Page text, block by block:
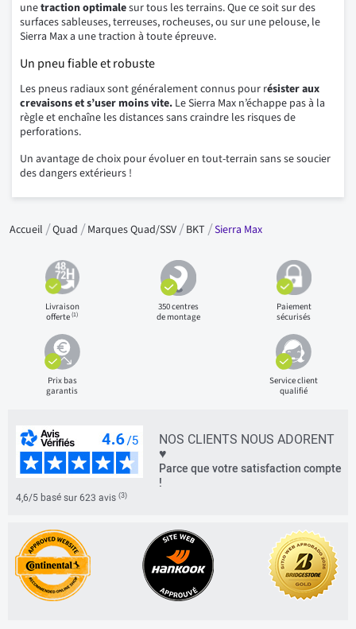
unetraction optimalesur tous les terrains. Que ce soit sur des
surfaces sableuses, terreuses, rocheuses, ou sur une pelouse, le
Sierra Max a une traction à toute épreuve.
Un pneu fiable et robuste
Les pneus radiaux sont généralement connus pour résister aux
crevaisons et s’user moins vite. Le Sierra Max n’échappe pas à la
règle et enchaîne les distances sans craindre les risques de
perforations.
Un avantage de choix pour évoluer en tout-terrain sans se soucier
des dangers extérieurs !
Accueil Quad Marques Quad/SSV BKT Sierra Max
Livraison
offerte(1)
350 centres
de montage
Paiement
sécurisés
Prix bas
garantis
Service client
qualifié
NOS CLIENTS NOUS ADORENT
♥
Parce que votre satisfaction compte
!
4,6/5 basé sur 623 avis (3)